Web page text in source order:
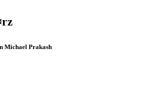
Michael Prakash